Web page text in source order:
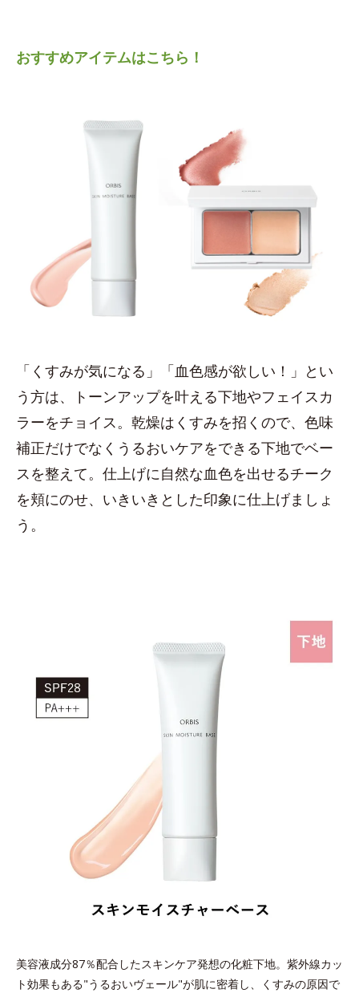
おすすめアイテムはこちら！
「くすみが気になる」「血色感が欲しい！」とい
う方は、トーンアップを叶える下地やフェイスカ
ラーをチョイス。乾燥はくすみを招くので、色味
補正だけでなくうるおいケアをできる下地でベー
スを整えて。仕上げに自然な血色を出せるチーク
を頬にのせ、いきいきとした印象に仕上げましょ
う。
美容液成分87％配合したスキンケア発想の化粧下地。紫外線カッ
ト効果もある"うるおいヴェール"が肌に密着し、くすみの原因で